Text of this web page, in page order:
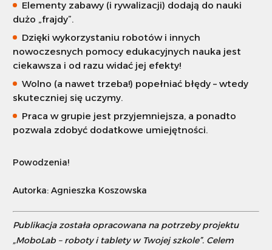
Elementy zabawy (i rywalizacji) dodają do nauki
dużo „frajdy”.
Dzięki wykorzystaniu robotów i innych
nowoczesnych pomocy edukacyjnych nauka jest
ciekawsza i od razu widać jej efekty!
Wolno (a nawet trzeba!) popełniać błędy – wtedy
skuteczniej się uczymy.
Praca w grupie jest przyjemniejsza, a ponadto
pozwala zdobyć dodatkowe umiejętności.
Powodzenia!
Autorka: Agnieszka Koszowska
Publikacja została opracowana na potrzeby projektu
„MoboLab – roboty i tablety w Twojej szkole”. Celem